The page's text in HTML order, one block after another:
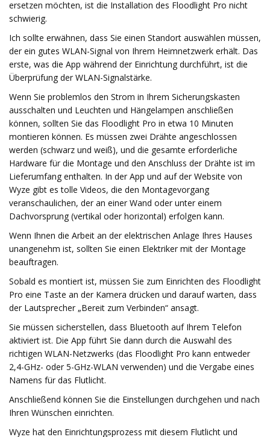
ersetzen möchten, ist die Installation des Floodlight Pro nicht
schwierig.
Ich sollte erwähnen, dass Sie einen Standort auswählen müssen,
der ein gutes WLAN-Signal von Ihrem Heimnetzwerk erhält. Das
erste, was die App während der Einrichtung durchführt, ist die
Überprüfung der WLAN-Signalstärke.
Wenn Sie problemlos den Strom in Ihrem Sicherungskasten
ausschalten und Leuchten und Hängelampen anschließen
können, sollten Sie das Floodlight Pro in etwa 10 Minuten
montieren können. Es müssen zwei Drähte angeschlossen
werden (schwarz und weiß), und die gesamte erforderliche
Hardware für die Montage und den Anschluss der Drähte ist im
Lieferumfang enthalten. In der App und auf der Website von
Wyze gibt es tolle Videos, die den Montagevorgang
veranschaulichen, der an einer Wand oder unter einem
Dachvorsprung (vertikal oder horizontal) erfolgen kann.
Wenn Ihnen die Arbeit an der elektrischen Anlage Ihres Hauses
unangenehm ist, sollten Sie einen Elektriker mit der Montage
beauftragen.
Sobald es montiert ist, müssen Sie zum Einrichten des Floodlight
Pro eine Taste an der Kamera drücken und darauf warten, dass
der Lautsprecher „Bereit zum Verbinden“ ansagt.
Sie müssen sicherstellen, dass Bluetooth auf Ihrem Telefon
aktiviert ist. Die App führt Sie dann durch die Auswahl des
richtigen WLAN-Netzwerks (das Floodlight Pro kann entweder
2,4-GHz- oder 5-GHz-WLAN verwenden) und die Vergabe eines
Namens für das Flutlicht.
Anschließend können Sie die Einstellungen durchgehen und nach
Ihren Wünschen einrichten.
Wyze hat den Einrichtungsprozess mit diesem Flutlicht und